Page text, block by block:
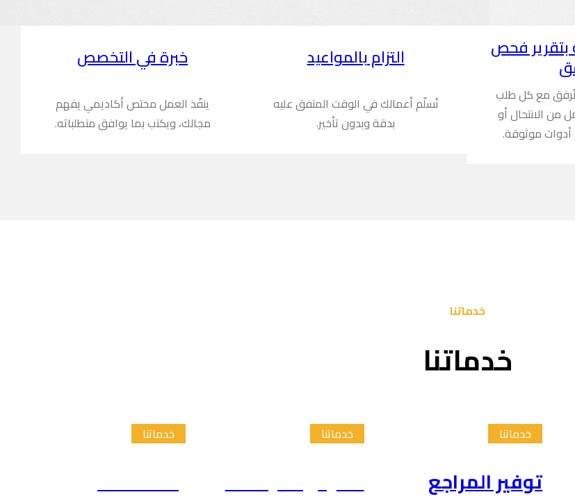
فحص
نُرفق مع كل طلب
من الانتحال أو
أدوات موثوقة.
التزام بالمواعيد
نُسلّم أعمالك في الوقت المتفق عليه
بدقة وبدون تأخير.
خبرة في التخصص
ينفّذ العمل مختص أكاديمي يفهم
مجالك، ويكتب بما يوافق متطلباته.
خدماتنا
خدماتنا
خدماتنا
توفير المراجع
خدماتنا
تلخيص الدراسات
خدماتنا
إعداد الاطار